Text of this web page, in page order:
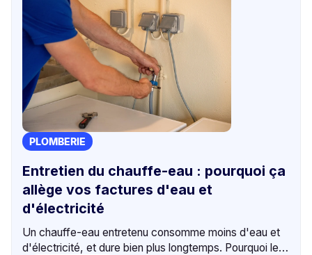
PLOMBERIE
Entretien du chauffe-eau : pourquoi ça
allège vos factures d'eau et
d'électricité
Un chauffe-eau entretenu consomme moins d'eau et
d'électricité, et dure bien plus longtemps. Pourquoi le